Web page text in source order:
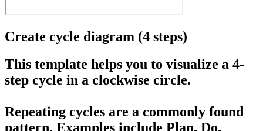
Create cycle diagram (4 steps)
This template helps you to visualize a 4-
step cycle in a clockwise circle.
Repeating cycles are a commonly found
pattern. Examples include Plan, Do,